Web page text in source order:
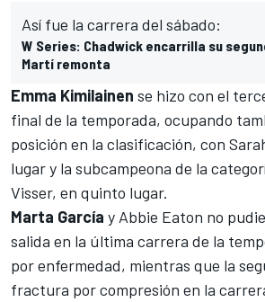
Así fue la carrera del sábado:
W Series: Chadwick encarrilla su
Martí remonta
Emma Kimilainen se hizo con el
final de la temporada, ocupando
posición en la clasificación, con
lugar y la subcampeona de la
Visser, en quinto lugar.
Marta García y Abbie Eaton no
salida en la última carrera de la
por enfermedad, mientras que la
fractura por compresión en la